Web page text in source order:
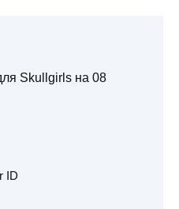
Skullgirls на 08
ID